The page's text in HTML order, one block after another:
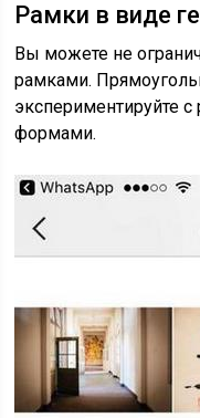
Рамки в виде
Вы можете не
рамками.
экспериментируйте
формами.